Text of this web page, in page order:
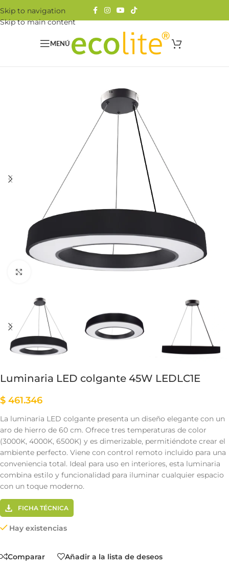
Skip to navigation
Skip to main content
MENÚ
Clic para ampliar
Luminaria LED colgante 45W LEDLC1E
$ 461.346
La luminaria LED colgante presenta un diseño elegante con un
aro de hierro de 60 cm. Ofrece tres temperaturas de color
(3000K, 4000K, 6500K) y es dimerizable, permitiéndote crear el
ambiente perfecto. Viene con control remoto incluido para una
conveniencia total. Ideal para uso en interiores, esta luminaria
combina estilo y funcionalidad para iluminar cualquier espacio
con un toque moderno.
FICHA TÉCNICA
Hay existencias
Comparar Añadir a la lista de deseos